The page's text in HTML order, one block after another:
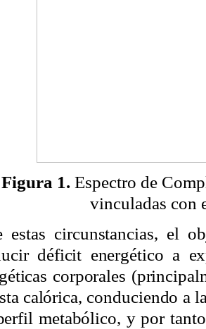
Figura 1. Espectro de
vinculadas con
estas circunstancias, el
déficit energético a
corporales
calórica, conduciendo a
metabólico, y por